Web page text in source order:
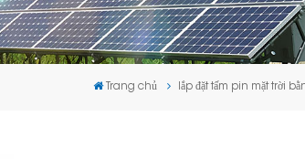
Trang chủ lắp đặt tấm pin mặt trời